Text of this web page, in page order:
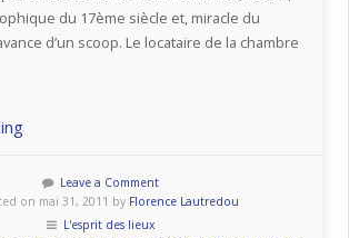
du 17ème siècle et, miracle du
d’un scoop. Le locataire de la chambre
« En
dans
une
chambre? »
Leave a Comment
on mai 31, 2011 by Florence Lautredou
L'esprit des lieux